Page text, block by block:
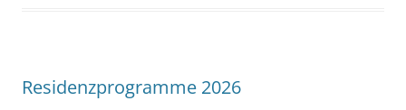
Residenzprogramme 2026